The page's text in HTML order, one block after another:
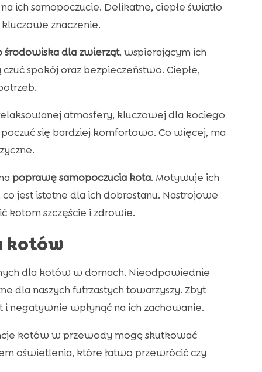
ich samopoczucie. Delikatne, ciepłe światło
znaczenie.
środowiska dla zwierząt, wspierającym ich
spokój oraz bezpieczeństwo. Ciepłe,
atmosfery, kluczowej dla kociego
się bardziej komfortowo. Co więcej, ma
poprawę samopoczucia kota. Motywuje ich
jest istotne dla ich dobrostanu. Nastrojowe
kotom szczęście i zdrowie.
kotów
dla kotów w domach. Nieodpowiednie
dla naszych futrzastych towarzyszy. Zbyt
negatywnie wpłynąć na ich zachowanie.
kotów w przewody mogą skutkować
oświetlenia, które łatwo przewrócić czy